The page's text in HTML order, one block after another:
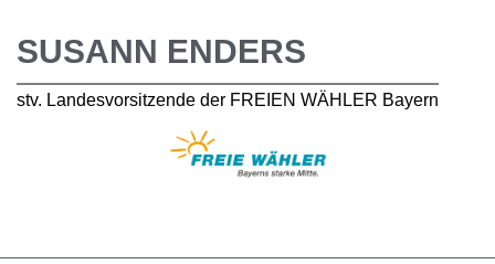
SUSANN ENDERS
stv. Landesvorsitzende der FREIEN WÄHLER Bayern